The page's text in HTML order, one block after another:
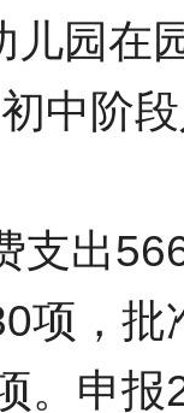
儿园在
中阶
支出
项，
。申